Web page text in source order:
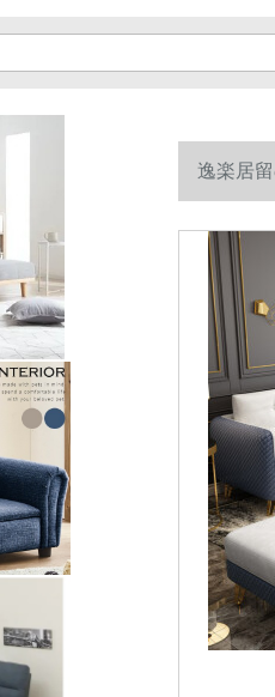
逸楽居
3人が挂け
品の固定